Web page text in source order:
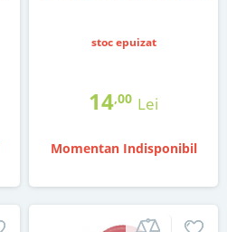
stoc epuizat
14,00 Lei
Momentan Indisponibil